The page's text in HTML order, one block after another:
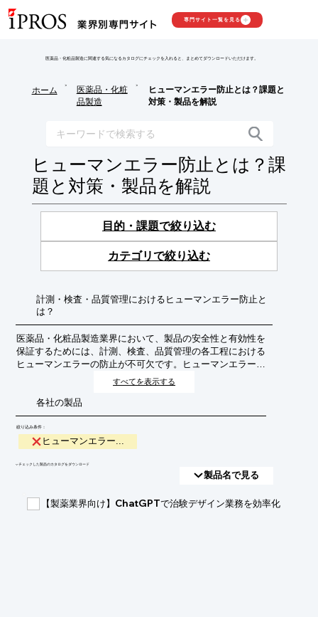
専門サイト一覧を見る
医薬品・化粧品製造に関連する気になるカタログにチェックを入れると、まとめてダウンロードいただけます。
ホーム
>
医薬品・化粧
品製造
>
ヒューマンエラー防止とは？課題と
対策・製品を解説
ヒューマンエラー防止とは？課
題と対策・製品を解説
目的・課題で絞り込む
カテゴリで絞り込む
計測・検査・品質管理におけるヒューマンエラー防止と
は？
医薬品・化粧品製造業界において、製品の安全性と有効性を
保証するためには、計測、検査、品質管理の各工程における
ヒューマンエラーの防止が不可欠です。ヒューマンエラー
は、製品の品質低下、リコール、さらには健康被害に繋がる
可能性があり、厳格な管理体制が求められます。
すべてを表示する
各社の製品
絞り込み条件：
ヒューマンエラー...
​▼チェックした製品のカタログをダウンロード
製品名で見る
【製薬業界向け】ChatGPTで治験デザイン業務を効率化